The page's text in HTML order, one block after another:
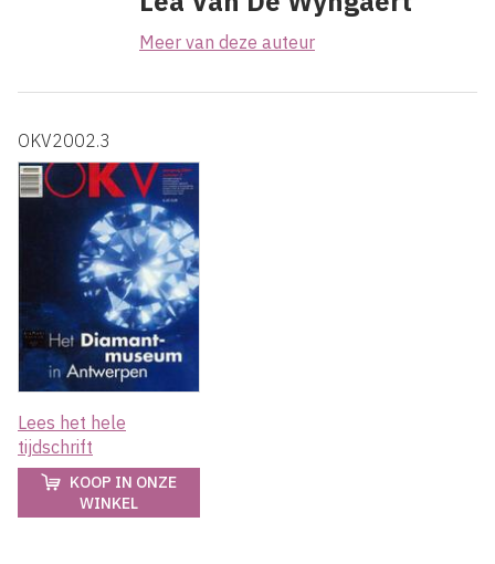
Meer van deze auteur
OKV2002.3
Lees het hele
tijdschrift
KOOP IN ONZE
WINKEL